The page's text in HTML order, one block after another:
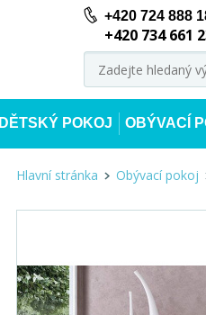
+420 724 888
+420 734 661
DĚTSKÝ POKOJ OBÝVACÍ
Hlavní stránka Obývací pokoj